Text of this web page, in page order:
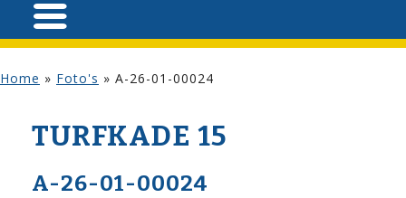
Home » Foto's » A-26-01-00024
TURFKADE 15
A-26-01-00024